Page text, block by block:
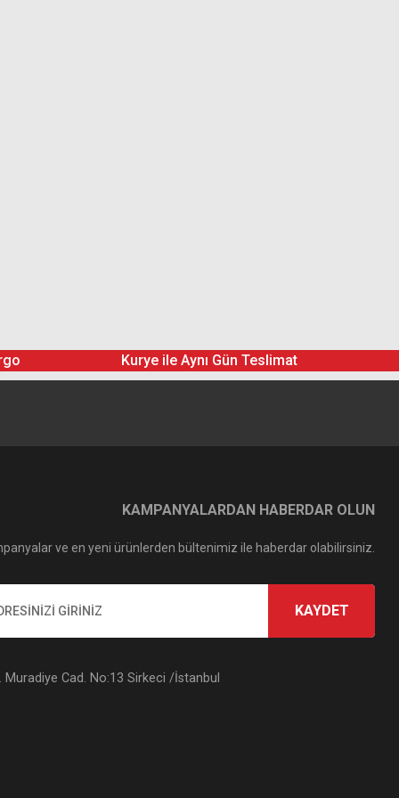
Kurye ile Aynı Gün Teslimat
KAMPANYALARDAN HABERDAR OLUN
ve en yeni ürünlerden bültenimiz ile haberdar olabilirsiniz.
KAYDET
Muradiye Cad. No:13 Sirkeci /İstanbul